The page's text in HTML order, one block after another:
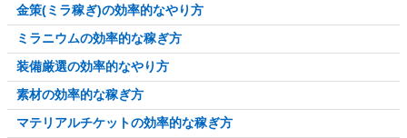
金策(ミラ稼ぎ)の効率的なやり方
ミラニウムの効率的な稼ぎ方
装備厳選の効率的なやり方
素材の効率的な稼ぎ方
マテリアルチケットの効率的な稼ぎ方